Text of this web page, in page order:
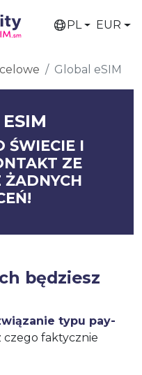
PL EUR
Global eSIM
ŚWIECIE I
ZE
będziesz
typu pay-
czego faktycznie